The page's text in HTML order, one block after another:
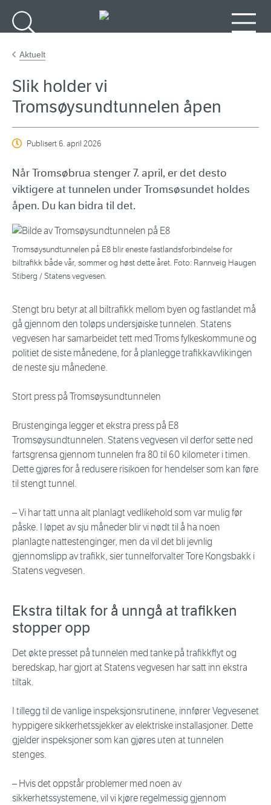
Aktuelt
Slik holder vi
Tromsøysundtunnelen åpen
Publisert6. april 2026
Når Tromsøbrua stenger 7. april, er det desto
viktigere at tunnelen under Tromsøsundet holdes
åpen. Du kan bidra til det.
Tromsøysundtunnelen på E8 blir eneste fastlandsforbindelse for
biltrafikk både vår, sommer og høst dette året. Foto: Rannveig Haugen
Stiberg / Statens vegvesen.
Stengt bru betyr at all biltrafikk mellom byen og fastlandet må
gå gjennom den toløps undersjøiske tunnelen. Statens
vegvesen har samarbeidet tett med Troms fylkeskommune og
politiet de siste månedene, for å planlegge trafikkavvlikingen
de neste sju månedene.
Stort press på Tromsøysundtunnelen
Brustenginga legger et ekstra press på E8
Tromsøysundtunnelen. Statens vegvesen vil derfor sette ned
fartsgrensa gjennom tunnelen fra 80 til 60 kilometer i timen.
Dette gjøres for å redusere risikoen for hendelser som kan føre
til stengt tunnel.
– Vi har tatt unna alt planlagt vedlikehold som var mulig før
påske. I løpet av sju måneder blir vi nødt til å ha noen
planlagte nattestenginger, men da vil det bli jevnlig
gjennomslipp av trafikk, sier tunnelforvalter Tore Kongsbakk i
Statens vegvesen.
Ekstra tiltak for å unngå at trafikken
stopper opp
Det økte presset på tunnelen med tanke på trafikkflyt og
beredskap, har gjort at Statens vegvesen har satt inn ekstra
tiltak.
I tillegg til de vanlige inspeksjonsrutinene, innfører Vegvesenet
hyppigere sikkerhetssjekker av elektriske installasjoner. Dette
gjelder inspeksjoner som kan gjøres uten at tunnelen
stenges.
– Hvis det oppstår problemer med noen av
sikkerhetssystemene, vil vi kjøre regelmessig gjennom